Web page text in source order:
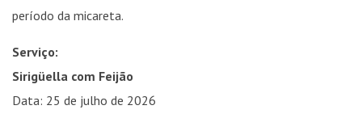
período da micareta.
Serviço:
Sirigüella com Feijão
Data: 25 de julho de 2026